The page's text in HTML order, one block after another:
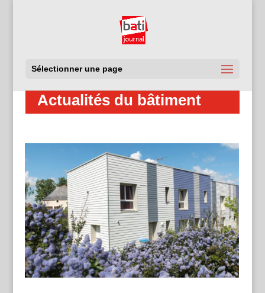
Sélectionner une page
Actualités du bâtiment